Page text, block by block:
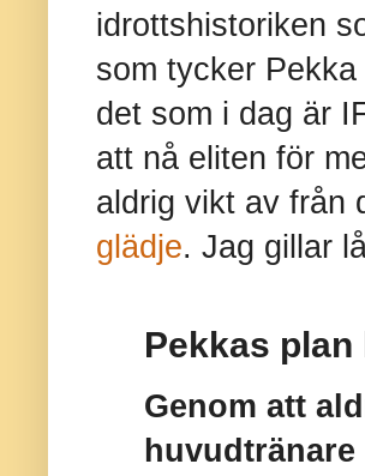
idrottshistoriken
som tycker
det som i dag är
att nå eliten för
aldrig vikt av från
glädje. Jag gillar
Pekkas
Genom att